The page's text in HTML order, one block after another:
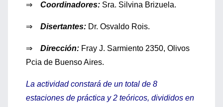
⇒ Coordinadores: Sra. Silvina Brizuela.
⇒ Disertantes: Dr. Osvaldo Rois.
⇒ Dirección: Fray J. Sarmiento 2350, Olivos
Pcia de Buenso Aires.
La actividad constará de un total de 8
estaciones de práctica y 2 teóricos, divididos en